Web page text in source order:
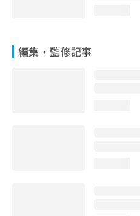
編集・監修記事